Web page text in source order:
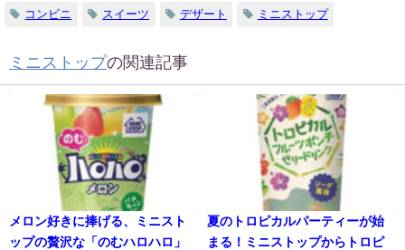
コンビニ スイーツ デザート ミニストップ
ミニストップの関連記事
メロン好きに捧げる、ミニスト
ップの贅沢な「のむハロハロ」
夏のトロピカルパーティーが始
まる！ミニストップからトロピ